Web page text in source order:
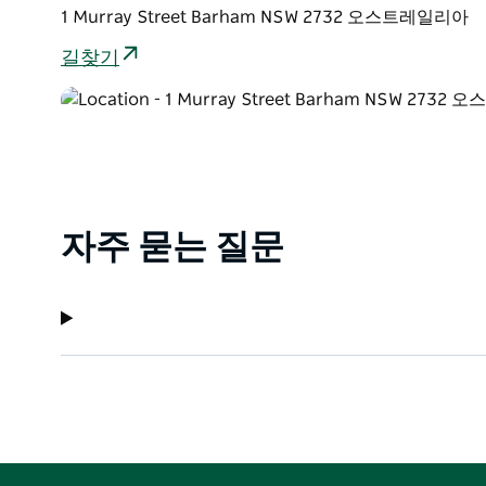
1 Murray Street Barham NSW 2732 오스트레일리아
길찾기
자주 묻는 질문